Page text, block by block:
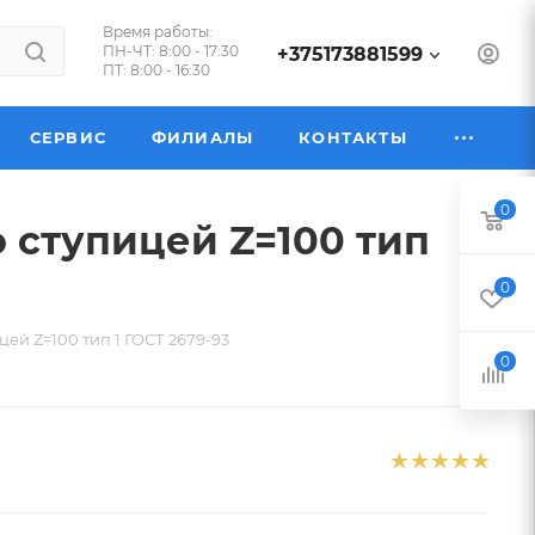
Время работы:
ПН-ЧТ: 8:00 - 17:30
ПТ: 8:00 - 16:30
+375173881599
СЕРВИС ФИЛИАЛЫ КОНТАКТЫ
Z=100 тип
Z=100 тип 1 ГОСТ 2679-93
0
0
0